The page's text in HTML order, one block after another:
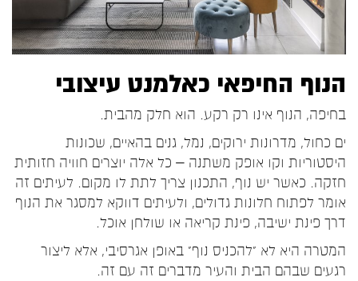
הנוף החיפאי כאלמנט עיצובי
בחיפה, הנוף אינו רק רקע. הוא חלק מהבית.
ים כחול, מדרונות ירוקים, נמל, גנים בהאיים, שכונות
היסטוריות וקו אופק משתנה – כל אלה יוצרים חוויה חזותית
חזקה. כאשר יש נוף, התכנון צריך לתת לו מקום. לעיתים זה
אומר לפתוח חלונות גדולים, ולעיתים דווקא למסגר את הנוף
דרך פינת ישיבה, פינת קריאה או שולחן אוכל.
המטרה היא לא “להכניס נוף” באופן אגרסיבי, אלא ליצור
רגעים שבהם הבית והעיר מדברים זה עם זה.